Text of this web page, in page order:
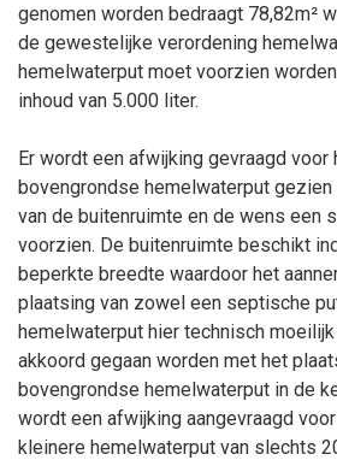
genomen worden bedraagt 78,82m²
de gewestelijke verordening
hemelwaterput moet voorzien
inhoud van 5.000 liter.
Er wordt een afwijking gevraagd voor
bovengrondse hemelwaterput
van de buitenruimte en de wens een
voorzien. De buitenruimte beschikt
beperkte breedte waardoor het
plaatsing van zowel een septische
hemelwaterput hier technisch
akkoord gegaan worden met het
bovengrondse hemelwaterput in de
wordt een afwijking aangevraagd
kleinere hemelwaterput van slechts